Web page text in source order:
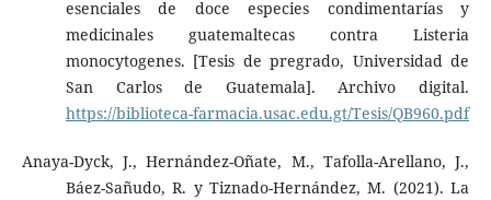
esenciales de doce especies condimentarías y
medicinales guatemaltecas contra Listeria
monocytogenes. [Tesis de pregrado, Universidad de
San Carlos de Guatemala]. Archivo digital.
https://biblioteca-farmacia.usac.edu.gt/Tesis/QB960.pdf
Anaya-Dyck, J., Hernández-Oñate, M., Tafolla-Arellano, J.,
Báez-Sañudo, R. y Tiznado-Hernández, M. (2021). La